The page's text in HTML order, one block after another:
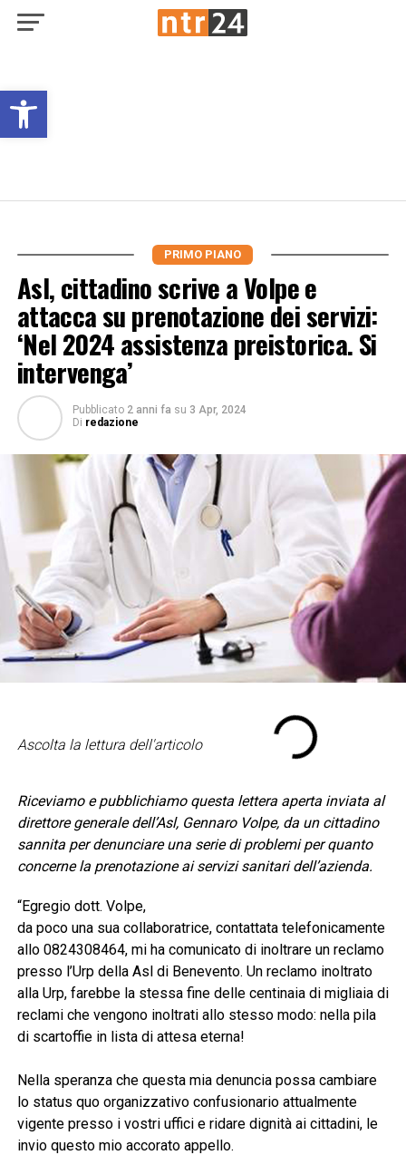
Open toolbar
PRIMO PIANO
Asl, cittadino scrive a Volpe e
attacca su prenotazione dei servizi:
‘Nel 2024 assistenza preistorica. Si
intervenga’
Pubblicato 2 anni fa su 3 Apr, 2024
Di redazione
Ascolta la lettura dell'articolo
Riceviamo e pubblichiamo questa lettera aperta inviata al
direttore generale dell’Asl, Gennaro Volpe, da un cittadino
sannita per denunciare una serie di problemi per quanto
concerne la prenotazione ai servizi sanitari dell’azienda.
“Egregio dott. Volpe,
da poco una sua collaboratrice, contattata telefonicamente
allo 0824308464, mi ha comunicato di inoltrare un reclamo
presso l’Urp della Asl di Benevento. Un reclamo inoltrato
alla Urp, farebbe la stessa fine delle centinaia di migliaia di
reclami che vengono inoltrati allo stesso modo: nella pila
di scartoffie in lista di attesa eterna!
Nella speranza che questa mia denuncia possa cambiare
lo status quo organizzativo confusionario attualmente
vigente presso i vostri uffici e ridare dignità ai cittadini, le
invio questo mio accorato appello.